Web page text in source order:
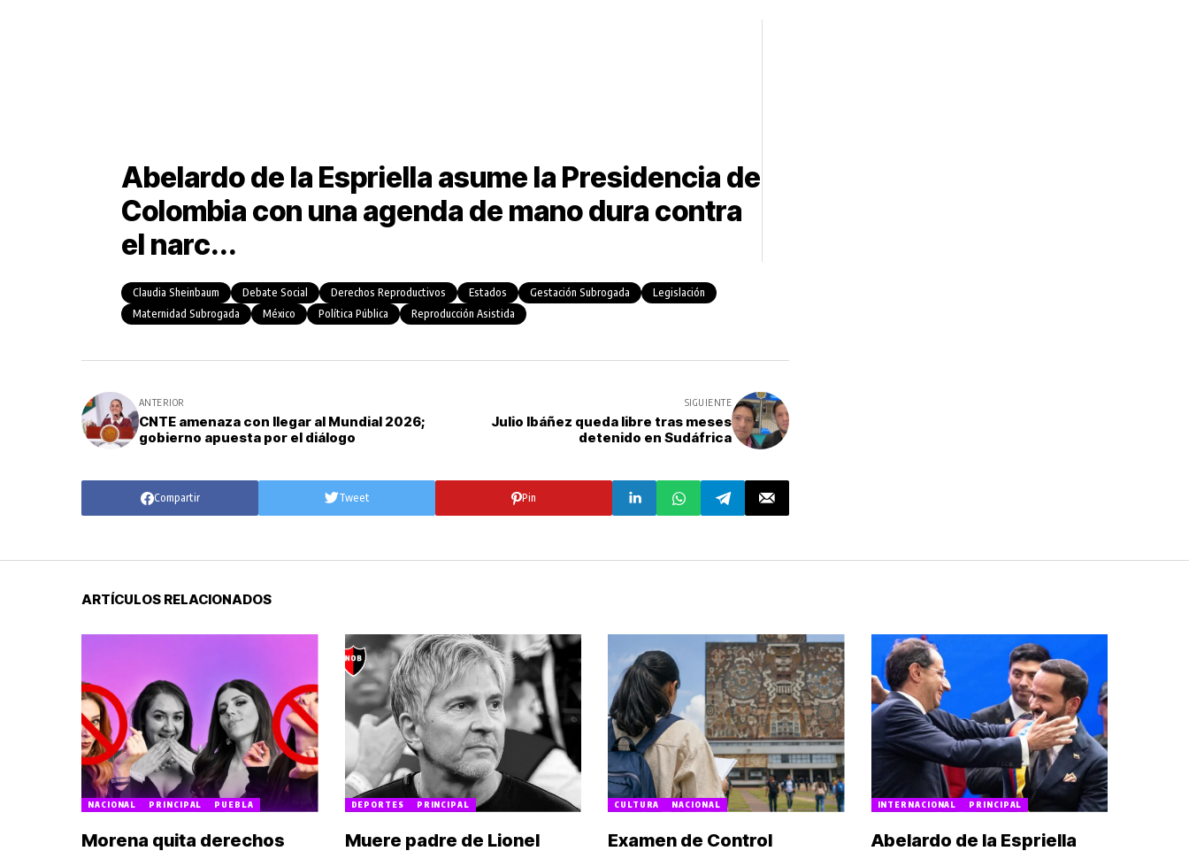
Abelardo de la Espriella asume la Presidencia de
Colombia con una agenda de mano dura contra
el narc...
Claudia Sheinbaum Debate Social Derechos Reproductivos Estados Gestación Subrogada
Legislación
Maternidad Subrogada
México Política Pública Reproducción Asistida
ANTERIOR
CNTE amenaza con llegar al Mundial 2026;
gobierno apuesta por el diálogo
SIGUIENTE
Julio Ibáñez queda libre tras meses
detenido en Sudáfrica
Compartir Tweet Pin
ARTÍCULOS RELACIONADOS
NACIONAL PRINCIPAL PUEBLA
Morena quita derechos
DEPORTES PRINCIPAL
Muere padre de Lionel
CULTURA NACIONAL
Examen de Control
INTERNACIONAL PRINCIPAL
Abelardo de la Espriella